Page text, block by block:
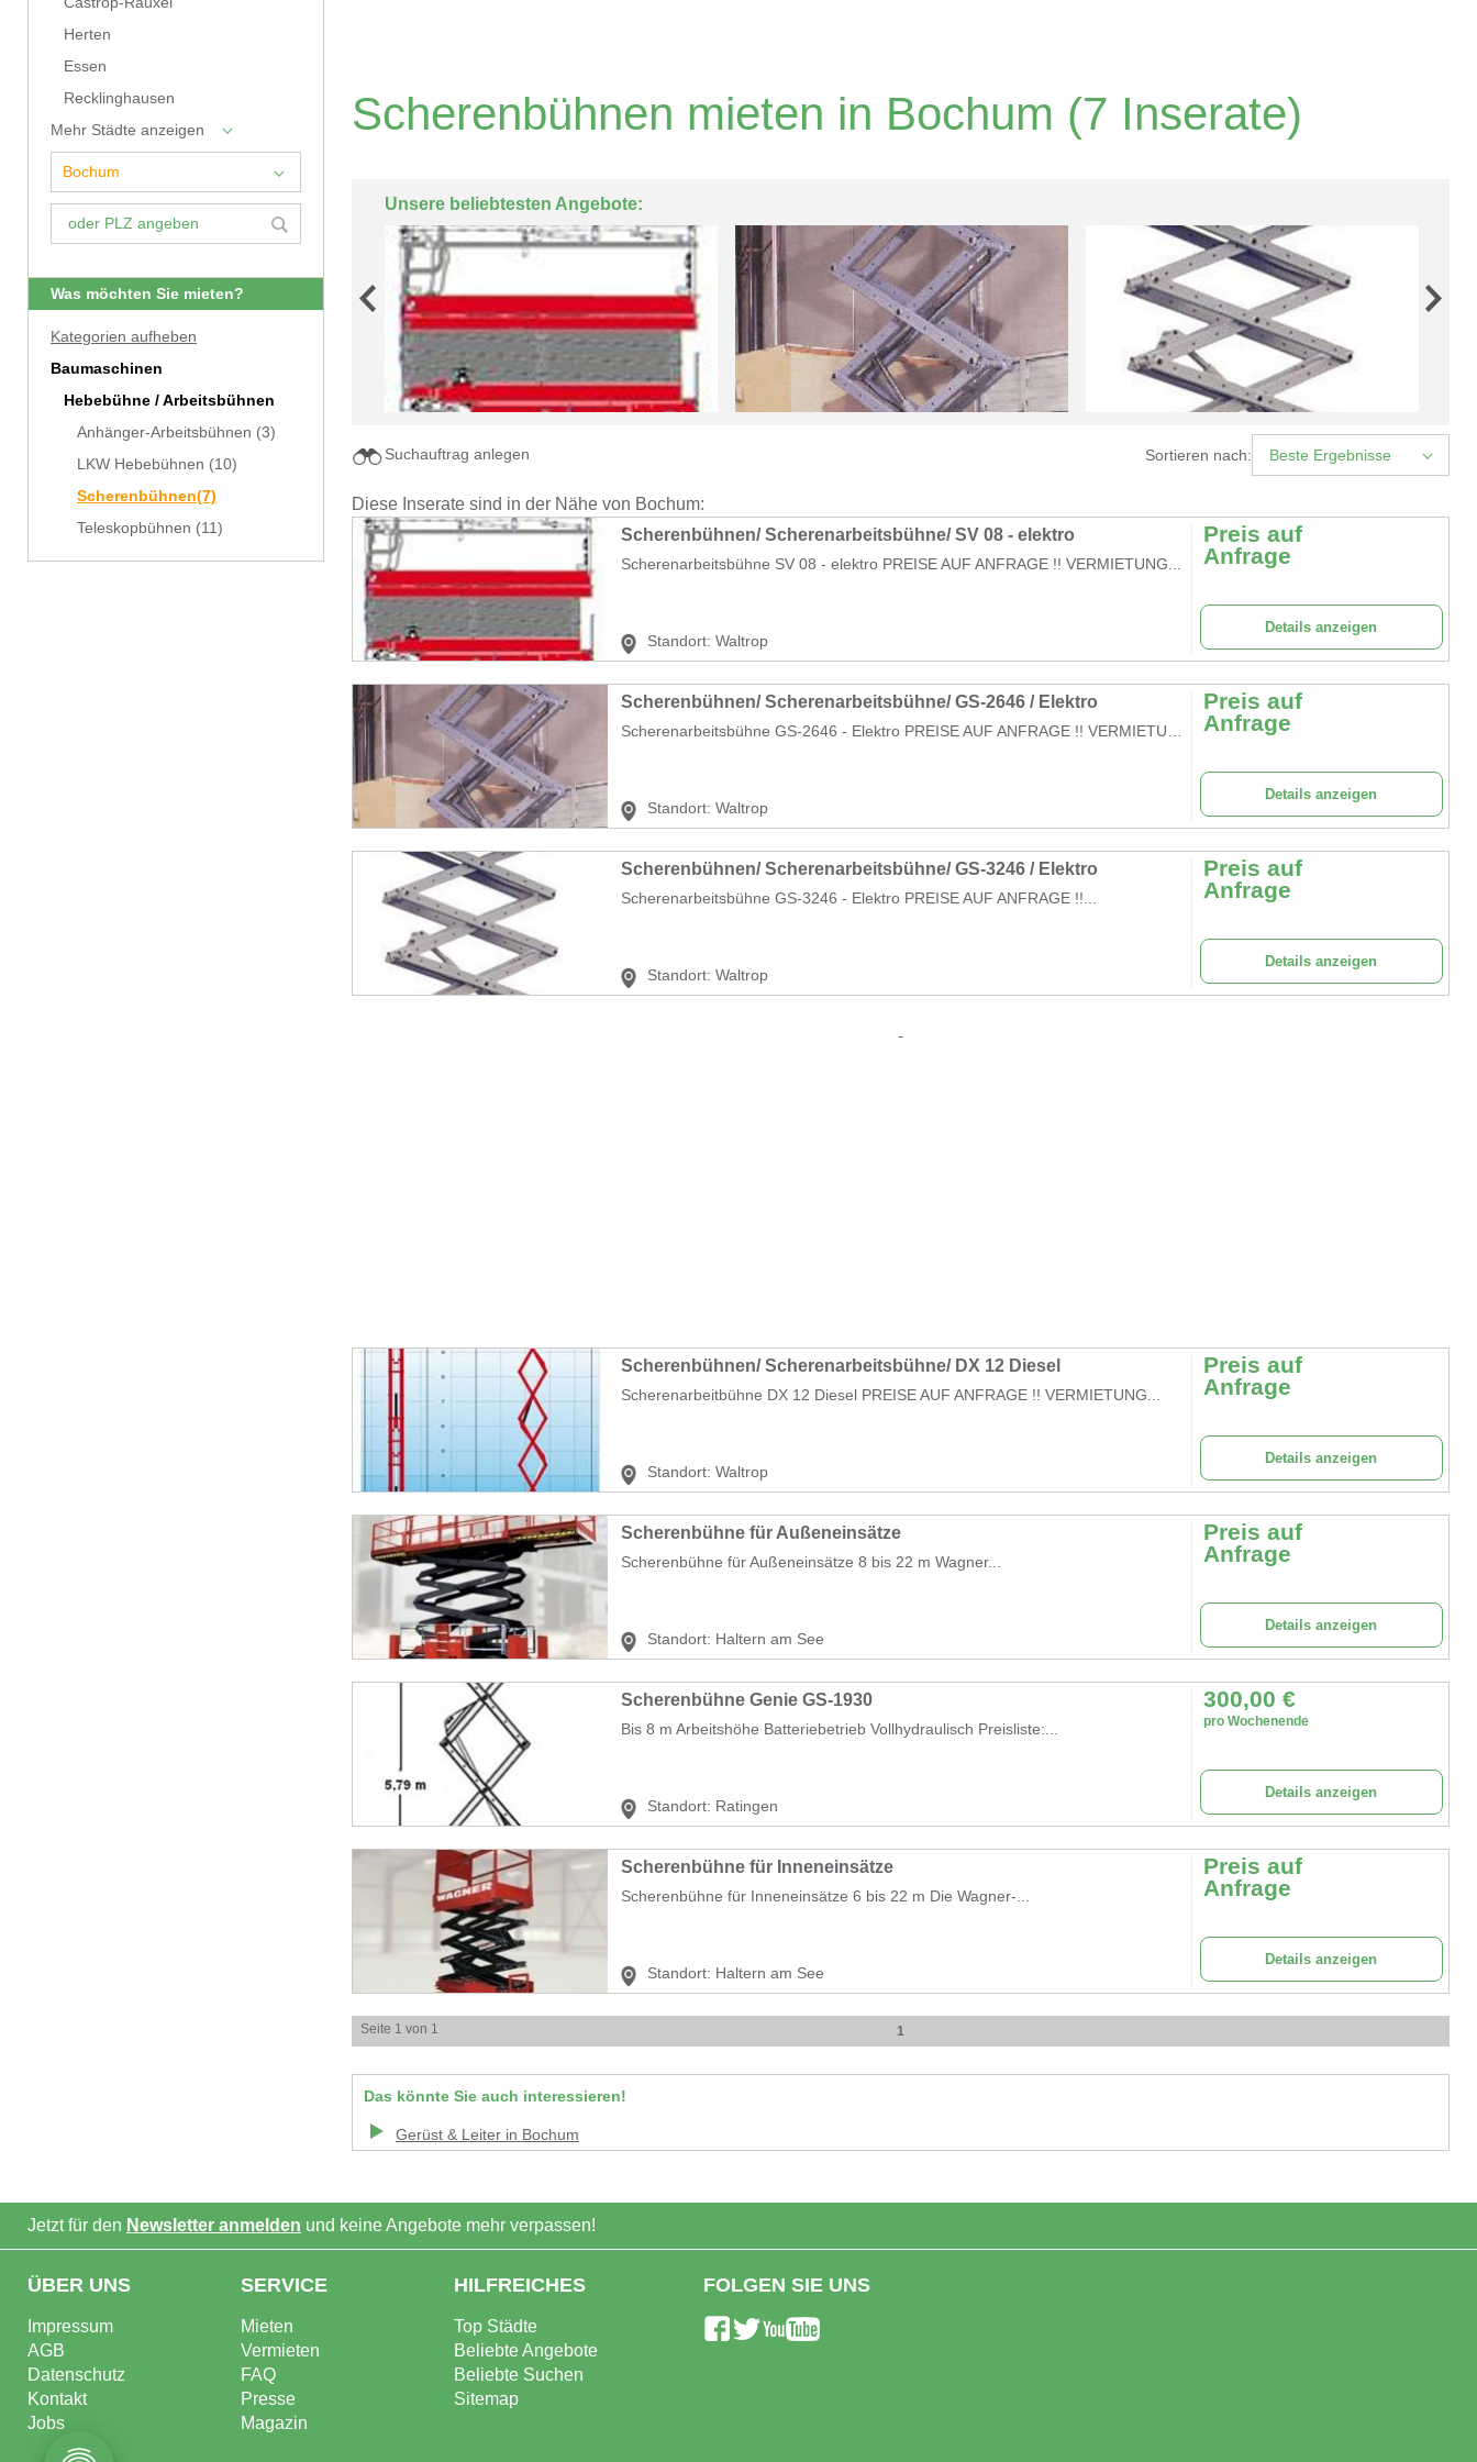
Herten
Essen
Recklinghausen
Mehr Städte anzeigen
Was möchten Sie mieten?
Kategorien aufheben
Baumaschinen
Hebebühne / Arbeitsbühnen
Anhänger-Arbeitsbühnen (3)
LKW Hebebühnen (10)
Scherenbühnen(7)
Teleskopbühnen (11)
Scherenbühnen mieten in Bochum (7 Inserate)
Unsere beliebtesten Angebote:
Sortieren nach: Beste Ergebnisse
Suchauftrag anlegen
Diese Inserate sind in der Nähe von Bochum:
Scherenbühnen/ Scherenarbeitsbühne/ SV 08 - elektro
Scherenarbeitsbühne SV 08 - elektro PREISE AUF ANFRAGE !! VERMIETUNG...
Standort: Waltrop
Preis auf
Anfrage
Details anzeigen
Scherenbühnen/ Scherenarbeitsbühne/ GS-2646 / Elektro
Standort: Waltrop
Preis auf
Anfrage
Details anzeigen
Scherenbühnen/ Scherenarbeitsbühne/ GS-3246 / Elektro
Scherenarbeitsbühne GS-3246 - Elektro PREISE AUF ANFRAGE !!...
Standort: Waltrop
Preis auf
Anfrage
Details anzeigen
Scherenbühnen/ Scherenarbeitsbühne/ DX 12 Diesel
Scherenarbeitbühne DX 12 Diesel PREISE AUF ANFRAGE !! VERMIETUNG...
Standort: Waltrop
Preis auf
Anfrage
Details anzeigen
Scherenbühne für Außeneinsätze
Scherenbühne für Außeneinsätze 8 bis 22 m Wagner...
Standort: Haltern am See
Preis auf
Anfrage
Details anzeigen
Scherenbühne Genie GS-1930
Bis 8 m Arbeitshöhe Batteriebetrieb Vollhydraulisch Preisliste:...
Standort: Ratingen
300,00 €
pro Wochenende
Details anzeigen
Scherenbühne für Inneneinsätze
Scherenbühne für Inneneinsätze 6 bis 22 m Die Wagner-...
Standort: Haltern am See
Preis auf
Anfrage
Details anzeigen
Seite 1 von 1 1
Das könnte Sie auch interessieren!
Gerüst & Leiter in Bochum
Jetzt für den Newsletter anmelden und keine Angebote mehr verpassen!
ÜBER UNS
Impressum
AGB
Datenschutz
Kontakt
Jobs
SERVICE
Mieten
Vermieten
FAQ
Presse
Magazin
HILFREICHES
Top Städte
Beliebte Angebote
Beliebte Suchen
Sitemap
FOLGEN SIE UNS